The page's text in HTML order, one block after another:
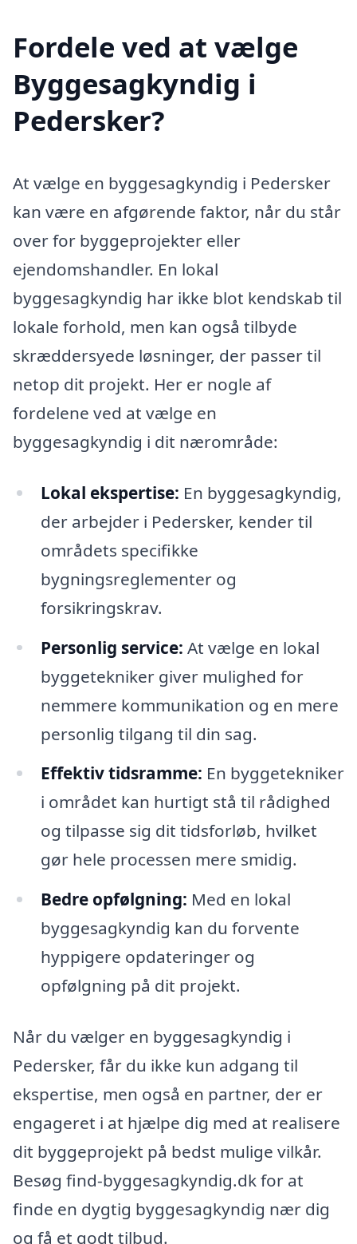
Fordele ved at vælge
Byggesagkyndig i
Pedersker?
At vælge en byggesagkyndig i Pedersker
kan være en afgørende faktor, når du står
over for byggeprojekter eller
ejendomshandler. En lokal
byggesagkyndig har ikke blot kendskab til
lokale forhold, men kan også tilbyde
skræddersyede løsninger, der passer til
netop dit projekt. Her er nogle af
fordelene ved at vælge en
byggesagkyndig i dit nærområde:
Lokal ekspertise: En byggesagkyndig,
der arbejder i Pedersker, kender til
områdets specifikke
bygningsreglementer og
forsikringskrav.
Personlig service: At vælge en lokal
byggetekniker giver mulighed for
nemmere kommunikation og en mere
personlig tilgang til din sag.
Effektiv tidsramme: En byggetekniker
i området kan hurtigt stå til rådighed
og tilpasse sig dit tidsforløb, hvilket
gør hele processen mere smidig.
Bedre opfølgning: Med en lokal
byggesagkyndig kan du forvente
hyppigere opdateringer og
opfølgning på dit projekt.
Når du vælger en byggesagkyndig i
Pedersker, får du ikke kun adgang til
ekspertise, men også en partner, der er
engageret i at hjælpe dig med at realisere
dit byggeprojekt på bedst mulige vilkår.
Besøg find-byggesagkyndig.dk for at
finde en dygtig byggesagkyndig nær dig
og få et godt tilbud.